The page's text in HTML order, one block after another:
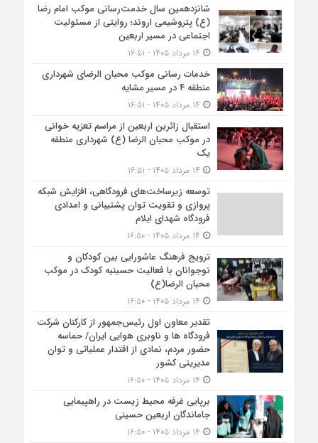
شانزدهمین سال خدمت‌رسانی موکب امام رضا
(ع) پتروشیمی اروند؛ روایتی از مسئولیت
اجتماعی در مسیر اربعین
خدمات رسانی موکب محبان الرضای شهرداری
منطقه ۴ در مسیر مشایه
استقبال زائرین اربعین از مراسم تعزیه خوانی
در موکب محبان الرضا (ع) شهرداری منطقه
یک
توسعه زیرساخت‌های فرودگاهی، افزایش شبکه
پروازی و تقویت توان پشتیبانی و امدادی
فرودگاه شهدای ایلام
ترویج فرهنگ عاشورایی بین کودکان و
نوجوانان با فعالیت حسینیه کودک در موکب
محبان الرضا(ع)
تقدیر معاون اول رئیس‌جمهور از کارکنان شرکت
فرودگاه ها و ناوبری هوایی ایران/ حماسه
حضور مردم، نمادی از اقتدار عملیاتی و توان
مدیریتی کشور
برپایی غرفه محیط زیست در راهپیمایی
جاماندگان اربعین حسینی